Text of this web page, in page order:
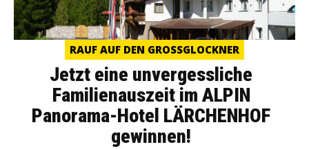
RAUF AUF DEN GROSSGLOCKNER
Jetzt eine unvergessliche
Familienauszeit im ALPIN
Panorama-Hotel LÄRCHENHOF
gewinnen!